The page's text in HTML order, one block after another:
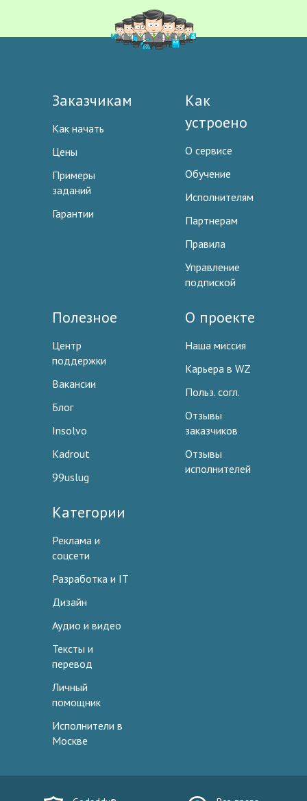
Заказчикам
Как начать
Цены
Примеры
заданий
Гарантии
Как
устроено
О сервисе
Обучение
Исполнителям
Партнерам
Правила
Управление
подпиской
Полезное
Центр
поддержки
Вакансии
Блог
Insolvo
Kadrout
99uslug
О проекте
Наша миссия
Карьера в WZ
Польз. согл.
Отзывы
заказчиков
Отзывы
исполнителей
Категории
Реклама и
соцсети
Разработка и IT
Дизайн
Аудио и видео
Тексты и
перевод
Личный
помощник
Исполнители в
Москве